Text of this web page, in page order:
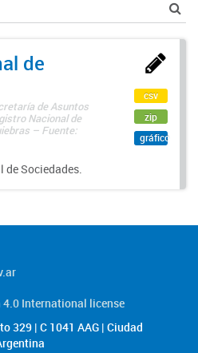
de
de Asuntos
Nacional de
– Fuente:
Sociedades.
csv
zip
gráfico
International license
329 | C 1041 AAG | Ciudad